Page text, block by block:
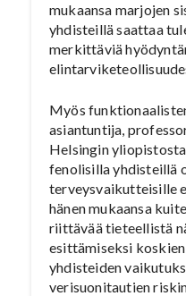
mukaansa marjojen
yhdisteillä saattaa
merkittäviä
Myös
asiantuntija,
Helsingin
fenolisilla yhdisteillä
terveysvaikutteisille
hänen mukaansa
riittävää tieteellistä
esittämiseksi
yhdisteiden
verisuonitautien